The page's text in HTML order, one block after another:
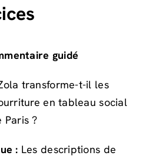
guidé
transforme-t-il les
en tableau social
Paris ?
: Les descriptions de